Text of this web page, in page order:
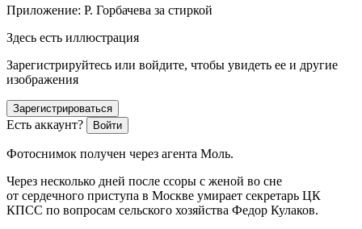
Приложение: Р. Горбачева за стиркой
Здесь есть иллюстрация
Зарегистрируйтесь или войдите, чтобы увидеть ее и другие
изображения
Зарегистрироваться
Есть аккаунт? Войти
Фотоснимок получен через агента Моль.
Через несколько дней после ссоры с женой во сне
от сердечного приступа в Москве умирает секретарь ЦК
КПСС по вопросам сельского хозяйства Федор Кулаков.